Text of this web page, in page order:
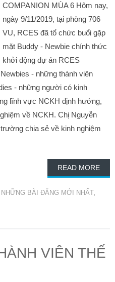
COMPANION MÙA 6 Hôm nay,
ngày 9/11/2019, tại phòng 706
VU, RCES đã tổ chức buổi gặp
mặt Buddy - Newbie chính thức
khởi động dự án RCES
- những thành viên
- những người có kinh
lĩnh vực NCKH định hướng,
về NCKH. Chị Nguyễn
chia sẻ về kinh nghiệm
READ MORE
NHỮNG BÀI ĐĂNG MỚI NHẤT,
VIÊN THẾ